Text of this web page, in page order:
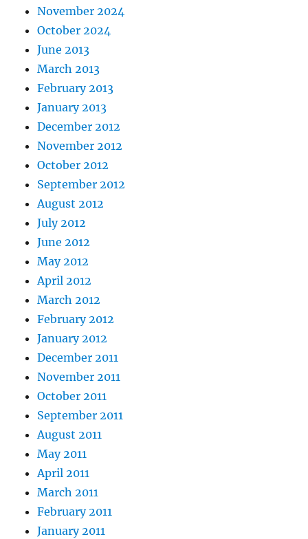
November 2024
October 2024
June 2013
March 2013
February 2013
January 2013
December 2012
November 2012
October 2012
September 2012
August 2012
July 2012
June 2012
May 2012
April 2012
March 2012
February 2012
January 2012
December 2011
November 2011
October 2011
September 2011
August 2011
May 2011
April 2011
March 2011
February 2011
January 2011